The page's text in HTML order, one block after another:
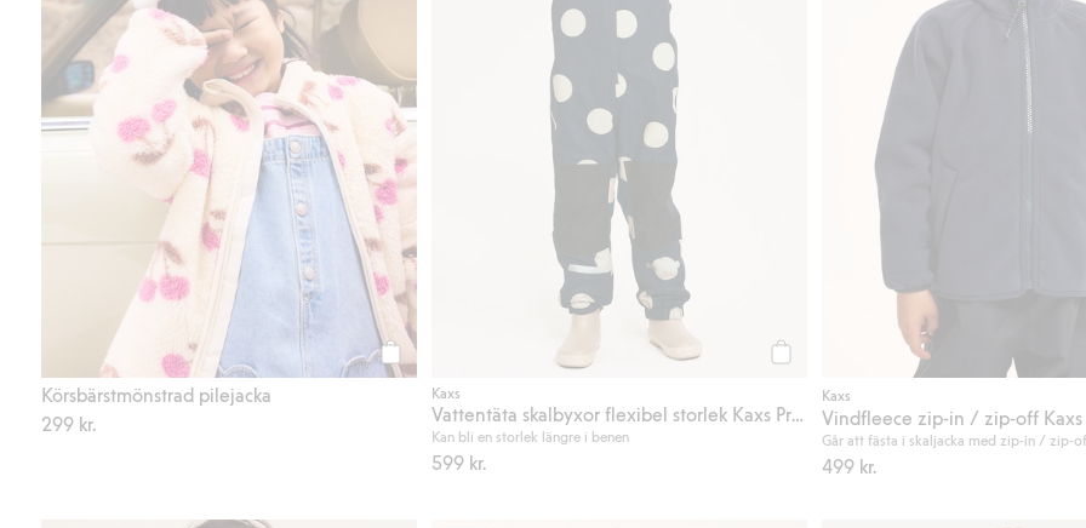
Köp
Körsbärstmönstrad pilejacka
299 kr.
Kaxs
Vattentäta skalbyxor flexibel storlek Kaxs Proxtec
Kan bli en storlek längre i benen
599 kr.
Kaxs
Vindfleece zip-in / zip-off Kaxs
Går att fästa i skaljacka med zip-in / zip-
499 kr.